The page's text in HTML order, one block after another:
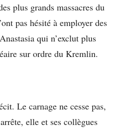
plus grands massacres du
pas hésité à employer des
qui n’exclut plus
sur ordre du Kremlin.
Le carnage ne cesse pas,
elle et ses collègues